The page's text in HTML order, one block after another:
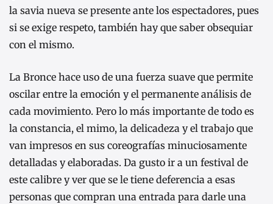
la savia nueva se presente ante los espectadores, pues
si se exige respeto, también hay que saber obsequiar
con el mismo.
La Bronce hace uso de una fuerza suave que permite
oscilar entre la emoción y el permanente análisis de
cada movimiento. Pero lo más importante de todo es
la constancia, el mimo, la delicadeza y el trabajo que
van impresos en sus coreografías minuciosamente
detalladas y elaboradas. Da gusto ir a un festival de
este calibre y ver que se le tiene deferencia a esas
personas que compran una entrada para darle una